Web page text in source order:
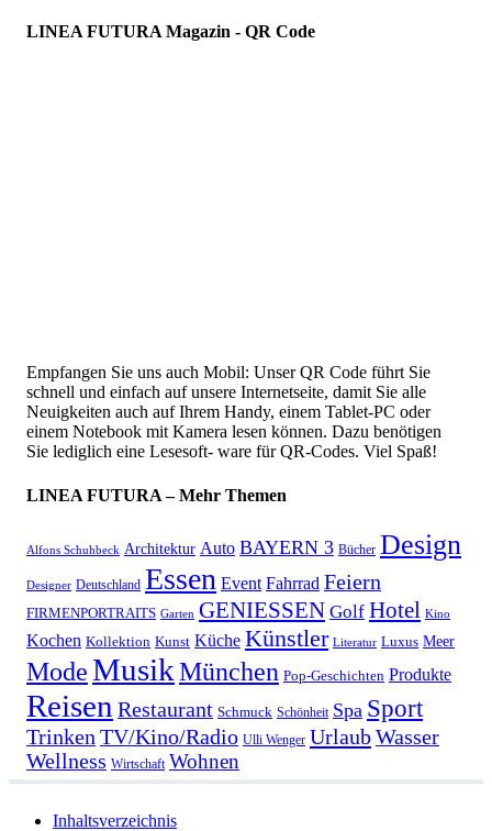
LINEA FUTURA Magazin - QR Code
Empfangen Sie uns auch Mobil: Unser QR Code führt Sie
schnell und einfach auf unsere Internetseite, damit Sie alle
Neuigkeiten auch auf Ihrem Handy, einem Tablet-PC oder
einem Notebook mit Kamera lesen können. Dazu benötigen
Sie lediglich eine Lesesoft- ware für QR-Codes. Viel Spaß!
LINEA FUTURA – Mehr Themen
Alfons Schuhbeck Architektur Auto BAYERN 3 Bücher Design
Designer Deutschland Essen Event Fahrrad Feiern
FIRMENPORTRAITS Garten GENIESSEN Golf Hotel Kino
Kochen Kollektion Kunst Küche Künstler Literatur Luxus Meer
ModeMusikMünchen Pop-Geschichten Produkte
Reisen Restaurant Schmuck Schönheit Spa Sport
Trinken TV/Kino/Radio Ulli Wenger UrlaubWasser
Wellness Wirtschaft Wohnen
Inhaltsverzeichnis